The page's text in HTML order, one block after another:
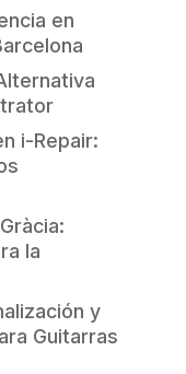
en
i-Repair:
la
y
Guitarras